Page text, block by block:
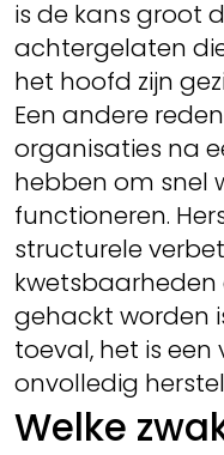
is de kans groot
achtergelaten
het hoofd zijn
Een andere
organisaties na
hebben om snel
functioneren.
structurele
kwetsbaarheden
gehackt worden
toeval, het is
onvolledig
Welke